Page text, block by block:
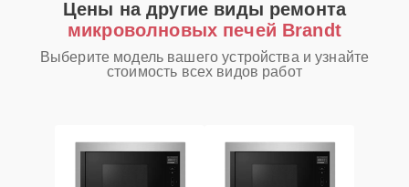
Цены на другие виды ремонта
микроволновых печей Brandt
Выберите модель вашего устройства и узнайте
стоимость всех видов работ